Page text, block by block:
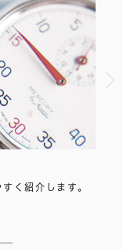
く紹介します。